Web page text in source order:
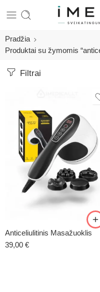
Pradžia
Produktai su žymomis
Filtrai
Anticeliulitinis Masažuoklis
39,00 €